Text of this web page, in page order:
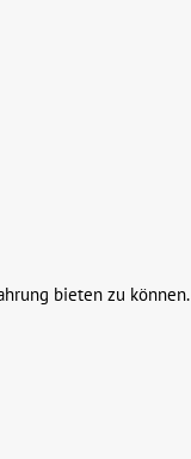
bieten zu können.